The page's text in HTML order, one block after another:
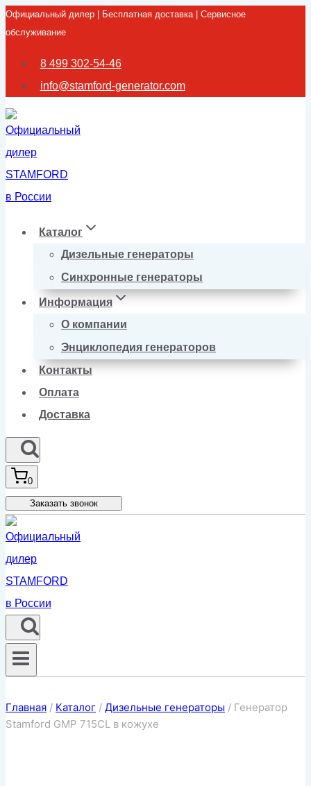
Перейти
к
содержимому
Официальный дилер | Бесплатная доставка | Сервисное
обслуживание
8 499 302-54-46
info@stamford-generator.com
Каталог
Дизельные генераторы
Синхронные генераторы
Информация
О компании
Энциклопедия генераторов
Контакты
Оплата
Доставка
0
Заказать звонок
Главная / Каталог / Дизельные генераторы / Генератор
Stamford GMP 715CL в кожухе